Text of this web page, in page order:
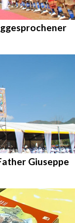
Giuseppe